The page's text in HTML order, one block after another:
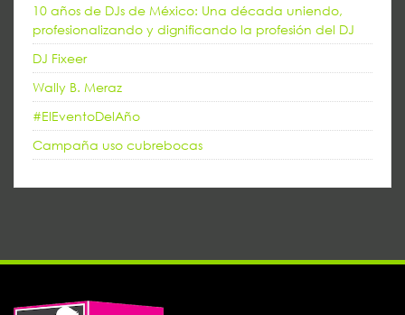
10 años de DJs de México: Una década uniendo,
profesionalizando y dignificando la profesión del DJ
DJ Fixeer
Wally B. Meraz
#ElEventoDelAño
Campaña uso cubrebocas